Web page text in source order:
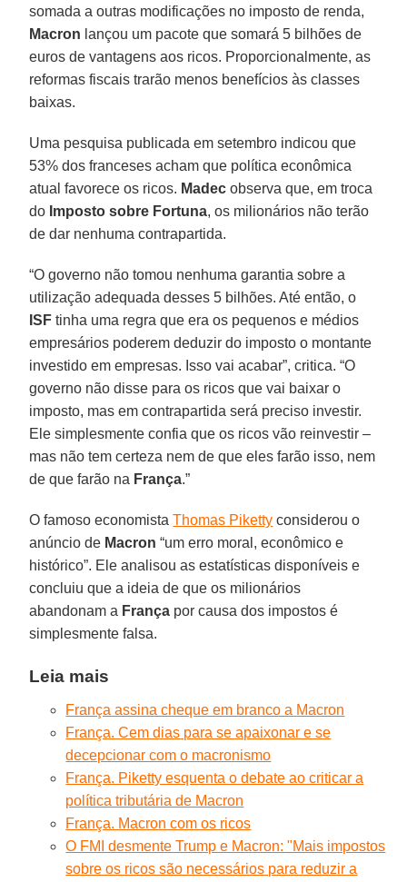
somada a outras modificações no imposto de renda,
Macron lançou um pacote que somará 5 bilhões de
euros de vantagens aos ricos. Proporcionalmente, as
reformas fiscais trarão menos benefícios às classes
baixas.
Uma pesquisa publicada em setembro indicou que
53% dos franceses acham que política econômica
atual favorece os ricos. Madec observa que, em troca
do Imposto sobre Fortuna, os milionários não terão
de dar nenhuma contrapartida.
“O governo não tomou nenhuma garantia sobre a
utilização adequada desses 5 bilhões. Até então, o
ISF tinha uma regra que era os pequenos e médios
empresários poderem deduzir do imposto o montante
investido em empresas. Isso vai acabar”, critica. “O
governo não disse para os ricos que vai baixar o
imposto, mas em contrapartida será preciso investir.
Ele simplesmente confia que os ricos vão reinvestir –
mas não tem certeza nem de que eles farão isso, nem
de que farão na França.”
O famoso economistaThomas Piketty considerou o
anúncio de Macron “um erro moral, econômico e
histórico”. Ele analisou as estatísticas disponíveis e
concluiu que a ideia de que os milionários
abandonam a França por causa dos impostos é
simplesmente falsa.
Leia mais
França assina cheque em branco a Macron
França. Cem dias para se apaixonar e se
decepcionar com o macronismo
França. Piketty esquenta o debate ao criticar a
política tributária de Macron
França. Macron com os ricos
O FMI desmente Trump e Macron: "Mais impostos
sobre os ricos são necessários para reduzir a